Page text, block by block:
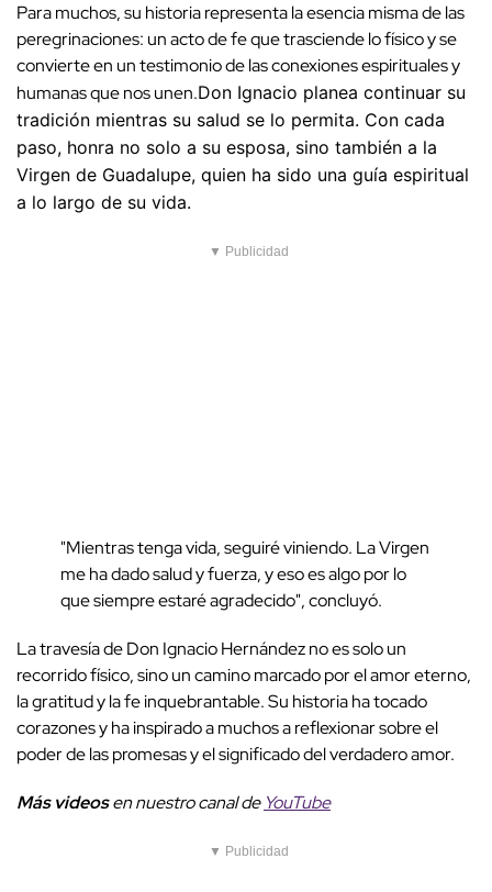
Para muchos, su historia representa la esencia misma de las
peregrinaciones: un acto de fe que trasciende lo físico y se
convierte en un testimonio de las conexiones espirituales y
humanas que nos unen.Don Ignacio planea continuar su
tradición mientras su salud se lo permita. Con cada
paso, honra no solo a su esposa, sino también a la
Virgen de Guadalupe, quien ha sido una guía espiritual
a lo largo de su vida.
▼ Publicidad
"Mientras tenga vida, seguiré viniendo. La Virgen
me ha dado salud y fuerza, y eso es algo por lo
que siempre estaré agradecido", concluyó.
La travesía de Don Ignacio Hernández no es solo un
recorrido físico, sino un camino marcado por el amor eterno,
la gratitud y la fe inquebrantable. Su historia ha tocado
corazones y ha inspirado a muchos a reflexionar sobre el
poder de las promesas y el significado del verdadero amor.
Más videosen nuestro canal de YouTube
▼ Publicidad